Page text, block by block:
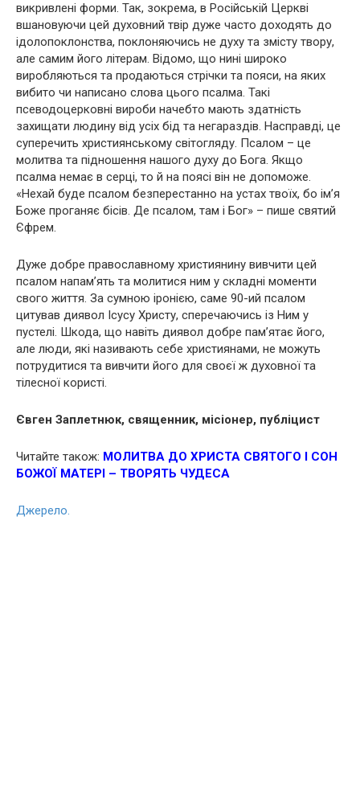
викривлені форми. Так, зокрема, в Російській Церкві
вшановуючи цей духовний твір дуже часто доходять до
ідолопоклонства, поклоняючись не духу та змісту твору,
але самим його літерам. Відомо, що нині широко
виробляються та продаються стрічки та пояси, на яких
вибито чи написано слова цього псалма. Такі
псеводоцерковні вироби начебто мають здатність
захищати людину від усіх бід та негараздів. Насправді, це
суперечить християнському світогляду. Псалом – це
молитва та підношення нашого духу до Бога. Якщо
псалма немає в серці, то й на поясі він не допоможе.
«Нехай буде псалом безперестанно на устах твоїх, бо ім’я
Боже проганяє бісів. Де псалом, там і Бог» – пише святий
Єфрем.
Дуже добре православному християнину вивчити цей
псалом напам’ять та молитися ним у складні моменти
свого життя. За сумною іронією, саме 90-ий псалом
цитував диявол Ісусу Христу, сперечаючись із Ним у
пустелі. Шкода, що навіть диявол добре пам’ятає його,
але люди, які називають себе християнами, не можуть
потрудитися та вивчити його для своєї ж духовної та
тілесної користі.
Євген Заплетнюк, священник, місіонер, публіцист
Читайте також: МОЛИТВА ДО ХРИСТА СВЯТОГО І СОН
БОЖОЇ МАТЕРІ – ТВОРЯТЬ ЧУДЕСА
Джерело.